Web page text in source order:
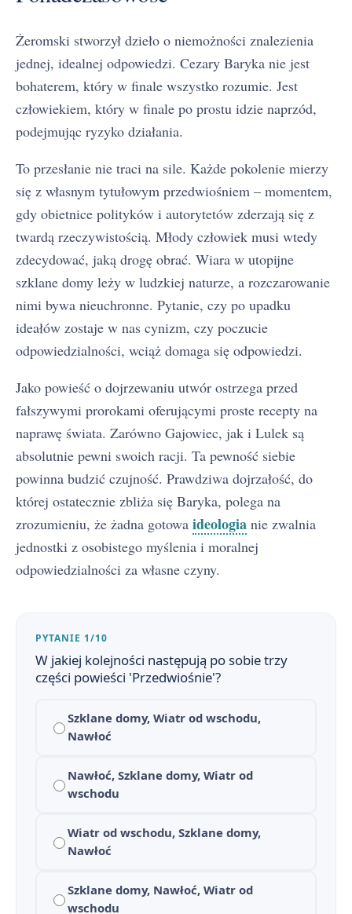
Żeromski stworzył dzieło o niemożności znalezienia
jednej, idealnej odpowiedzi. Cezary Baryka nie jest
bohaterem, który w finale wszystko rozumie. Jest
człowiekiem, który w finale po prostu idzie naprzód,
podejmując ryzyko działania.
To przesłanie nie traci na sile. Każde pokolenie mierzy
się z własnym tytułowym przedwiośniem – momentem,
gdy obietnice polityków i autorytetów zderzają się z
twardą rzeczywistością. Młody człowiek musi wtedy
zdecydować, jaką drogę obrać. Wiara w utopijne
szklane domy leży w ludzkiej naturze, a rozczarowanie
nimi bywa nieuchronne. Pytanie, czy po upadku
ideałów zostaje w nas cynizm, czy poczucie
odpowiedzialności, wciąż domaga się odpowiedzi.
Jako powieść o dojrzewaniu utwór ostrzega przed
fałszywymi prorokami oferującymi proste recepty na
naprawę świata. Zarówno Gajowiec, jak i Lulek są
absolutnie pewni swoich racji. Ta pewność siebie
powinna budzić czujność. Prawdziwa dojrzałość, do
której ostatecznie zbliża się Baryka, polega na
zrozumieniu, że żadna gotowa ideologia nie zwalnia
jednostki z osobistego myślenia i moralnej
odpowiedzialności za własne czyny.
PYTANIE 1/10
W jakiej kolejności następują po sobie trzy
części powieści 'Przedwiośnie'?
Szklane domy, Wiatr od wschodu,
Nawłoć
Nawłoć, Szklane domy, Wiatr od
wschodu
Wiatr od wschodu, Szklane domy,
Nawłoć
Szklane domy, Nawłoć, Wiatr od
wschodu
Plan wydarzeń - Przedwiośnie
Przedwiośnie - bohaterowie
„Przedwiośnie” – interpretacja tytułu
Koncepcje naprawy Polski w „Przedwiośniu”